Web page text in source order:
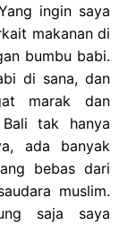
ingin saya
makanan di
bumbu babi.
di sana, dan
marak dan
tak hanya
ada banyak
bebas dari
muslim.
saja saya